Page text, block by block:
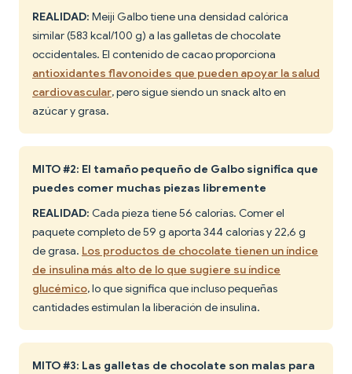
REALIDAD: Meiji Galbo tiene una densidad calórica
similar (583 kcal/100 g) a las galletas de chocolate
occidentales. El contenido de cacao proporciona
antioxidantes flavonoides que pueden apoyar la salud
cardiovascular, pero sigue siendo un snack alto en
azúcar y grasa.
MITO #2: El tamaño pequeño de Galbo significa que
puedes comer muchas piezas libremente
REALIDAD: Cada pieza tiene 56 calorías. Comer el
paquete completo de 59 g aporta 344 calorías y 22,6 g
de grasa. Los productos de chocolate tienen un índice
de insulina más alto de lo que sugiere su índice
glucémico, lo que significa que incluso pequeñas
cantidades estimulan la liberación de insulina.
MITO #3: Las galletas de chocolate son malas para